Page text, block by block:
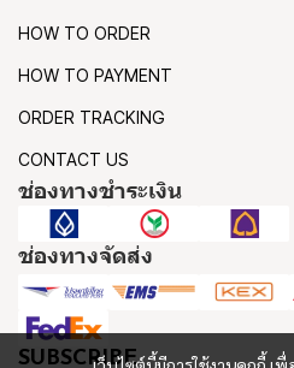
HOW TO ORDER
HOW TO PAYMENT
ORDER TRACKING
CONTACT US
ช่องทางชำระเงิน
ช่องทางจัดส่ง
SUBSCRIBE